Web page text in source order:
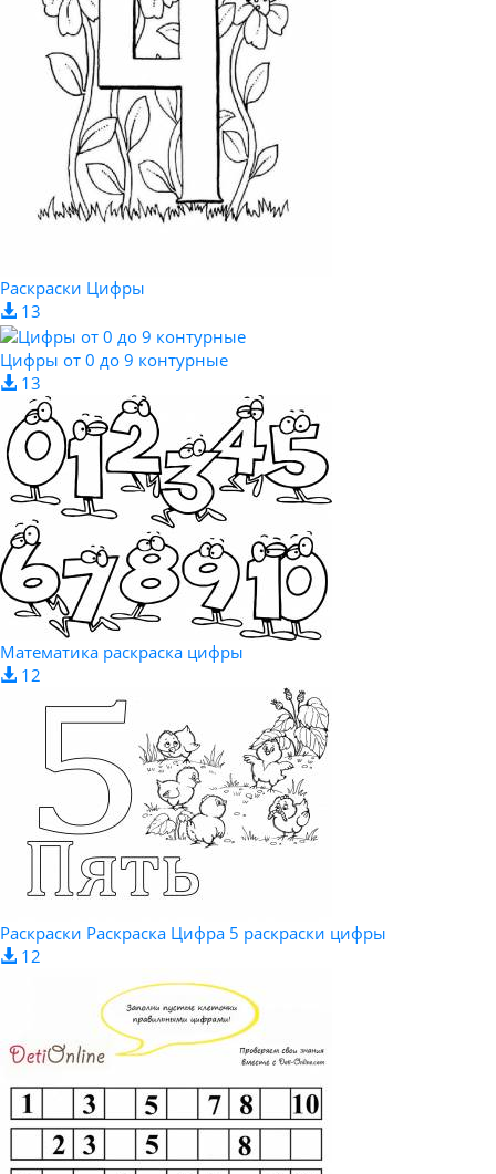
Раскраски Цифры
13
Цифры от 0 до 9 контурные
13
Математика раскраска цифры
12
Раскраски Раскраска Цифра 5 раскраски цифры
12